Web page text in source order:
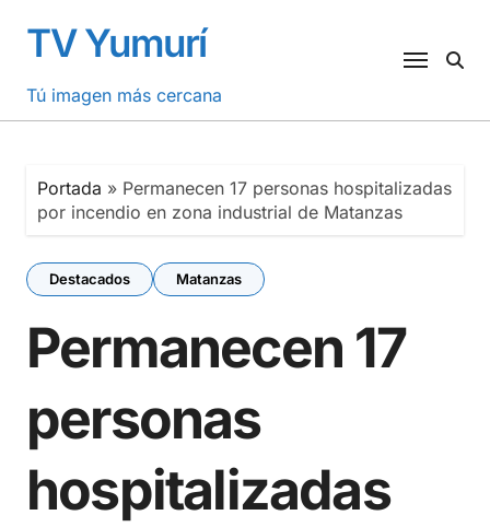
contenido
TV Yumurí
Tú imagen más cercana
Portada » Permanecen 17 personas hospitalizadas
por incendio en zona industrial de Matanzas
Destacados Matanzas
Permanecen 17
personas
hospitalizadas